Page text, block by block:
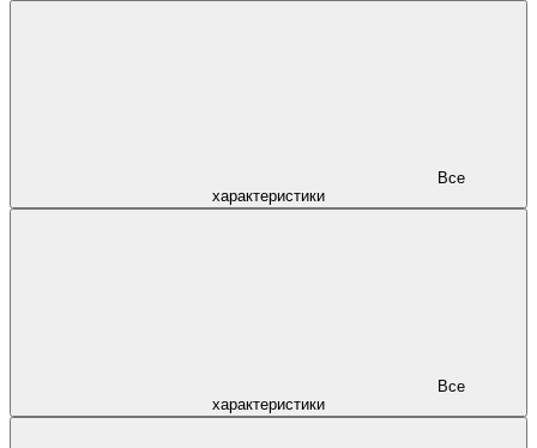
характеристики
характеристики